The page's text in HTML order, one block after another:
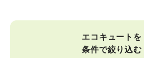
エコキュートを
条件で絞り込む